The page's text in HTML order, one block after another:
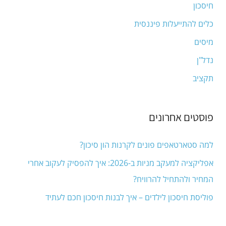
o
r
:
חיסכון
כלים להתייעלות פיננסית
מיסים
נדל"ן
תקציב
פוסטים אחרונים
למה סטארטאפים פונים לקרנות הון סיכון?
אפליקציה למעקב מניות ב-2026: איך להפסיק לעקוב אחרי
המחיר ולהתחיל להרוויח?
פוליסת חיסכון לילדים – איך לבנות חיסכון חכם לעתיד